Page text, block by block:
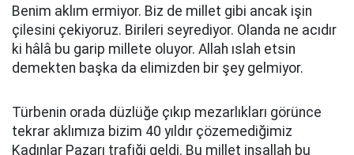
Benim aklım ermiyor. Biz de millet gibi ancak işin
çilesini çekiyoruz. Birileri seyrediyor. Olanda ne acıdır
ki hâlâ bu garip millete oluyor. Allah ıslah etsin
demekten başka da elimizden bir şey gelmiyor.
Türbenin orada düzlüğe çıkıp mezarlıkları görünce
tekrar aklımıza bizim 40 yıldır çözemediğimiz
Kadınlar Pazarı trafiği geldi. Bu millet inşallah bu